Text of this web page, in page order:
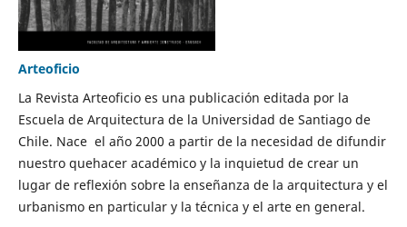
Arteoficio
La Revista Arteoficio es una publicación editada por la
Escuela de Arquitectura de la Universidad de Santiago de
Chile. Nace el año 2000 a partir de la necesidad de difundir
nuestro quehacer académico y la inquietud de crear un
lugar de reflexión sobre la enseñanza de la arquitectura y el
urbanismo en particular y la técnica y el arte en general.